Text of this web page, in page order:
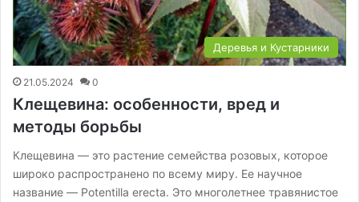
Деревья и Кустарники
21.05.2024 0
Клещевина: особенности, вред и
методы борьбы
Клещевина — это растение семейства розовых, которое
широко распространено по всему миру. Ее научное
название — Potentilla erecta. Это многолетнее травянистое